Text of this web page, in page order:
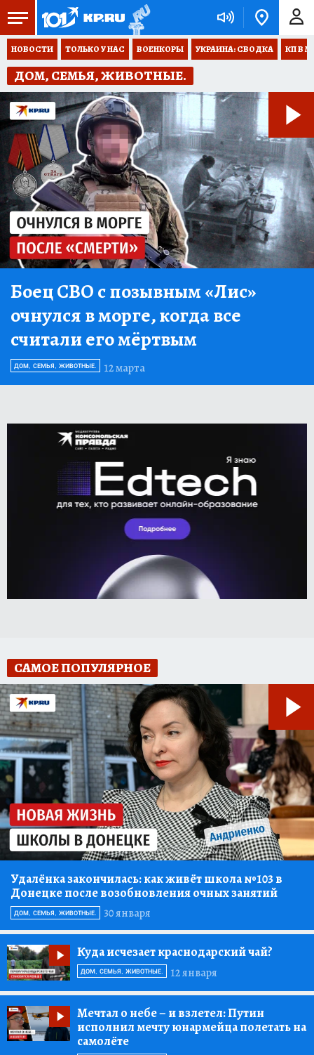
НОВОСТИ ТОЛЬКО У НАС ВОЕНКОРЫ УКРАИНА: СВОДКА КП В
ДОМ, СЕМЬЯ, ЖИВОТНЫЕ.
Боец СВО с позывным «Лис»
очнулся в морге, когда все
считали его мёртвым
12 марта
ДОМ, СЕМЬЯ, ЖИВОТНЫЕ.
САМОЕ ПОПУЛЯРНОЕ
Удалёнка закончилась:как живёт школа №103 в
Донецке после возобновления очных занятий
30 января
ДОМ, СЕМЬЯ, ЖИВОТНЫЕ.
Куда исчезает краснодарский чай?
12 января
ДОМ, СЕМЬЯ, ЖИВОТНЫЕ.
Мечтал о небе – и взлетел:Путин
исполнил мечту юнармейца полетать на
самолёте